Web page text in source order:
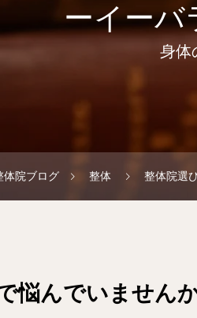
ーイーバ
身体
体院ブログ 整体 整体院選
悩んでいません